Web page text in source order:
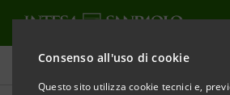
Consenso all'uso di cookie
Questo sito utilizza cookie tecnici e,
Comunicati stampa